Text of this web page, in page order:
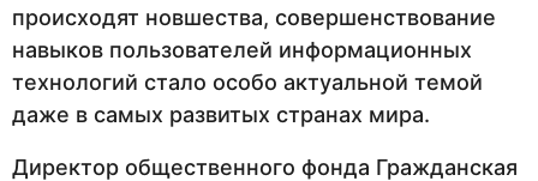
происходят новшества, совершенствование
навыков пользователей информационных
технологий стало особо актуальной темой
даже в самых развитых странах мира.
Директор общественного фонда Гражданская